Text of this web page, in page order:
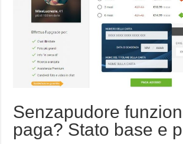
Senzapudore
paga? Stato base e